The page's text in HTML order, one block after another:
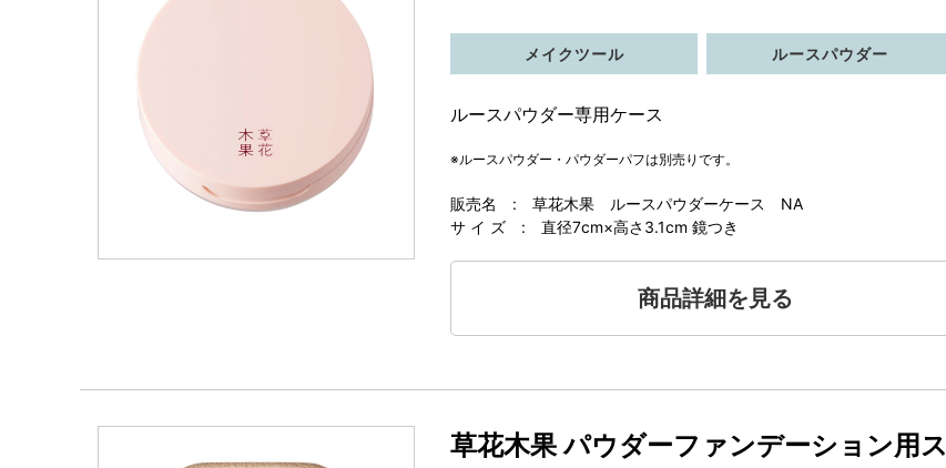
販売名 : 草花木果 ルースパウダーケース NA
サ イ ズ : 直径7cm×高さ3.1cm 鏡つき
メイクツール ルースパウダー
ルースパウダー専用ケース
※ルースパウダー・パウダーパフは別売りです。
商品詳細を見る
草花木果 パウダーファンデーション用ス